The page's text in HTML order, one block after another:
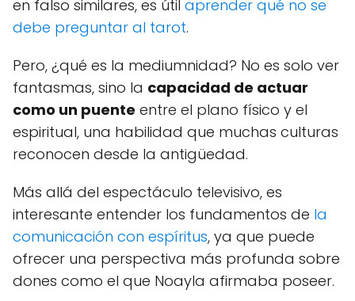
en falso similares, es útil aprender qué no se
debe preguntar al tarot.
Pero, ¿qué es la mediumnidad? No es solo ver
fantasmas, sino la capacidad de actuar
como un puente entre el plano físico y el
espiritual, una habilidad que muchas culturas
reconocen desde la antigüedad.
Más allá del espectáculo televisivo, es
interesante entender los fundamentos de la
comunicación con espíritus, ya que puede
ofrecer una perspectiva más profunda sobre
dones como el que Noayla afirmaba poseer.